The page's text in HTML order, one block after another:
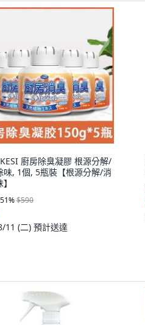
廚房除臭凝膠 根源分解/
味, 1個, 5瓶裝【根源分解/消
51%$590
11 (二) 預計送達